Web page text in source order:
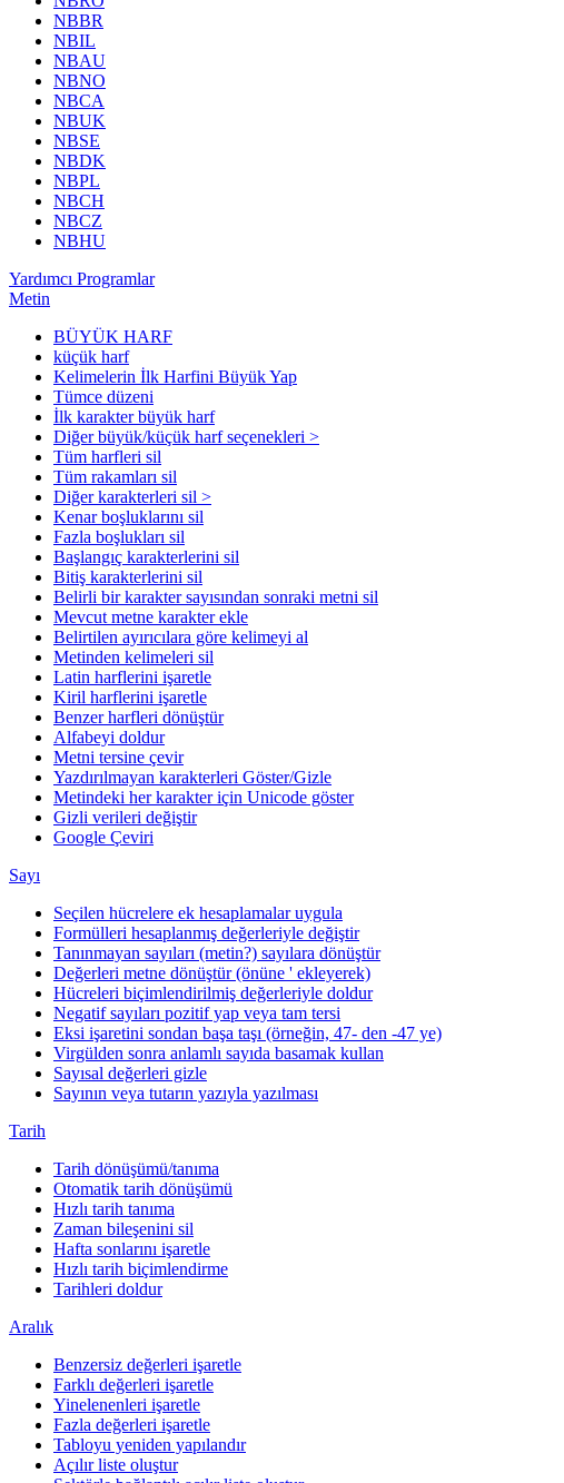
NBBR
NBIL
NBAU
NBNO
NBCA
NBUK
NBSE
NBDK
NBPL
NBCH
NBCZ
NBHU
Yardımcı Programlar
Metin
BÜYÜK HARF
küçük harf
Kelimelerin İlk Harfini Büyük Yap
Tümce düzeni
İlk karakter büyük harf
Diğer büyük/küçük harf seçenekleri >
Tüm harfleri sil
Tüm rakamları sil
Diğer karakterleri sil >
Kenar boşluklarını sil
Fazla boşlukları sil
Başlangıç karakterlerini sil
Bitiş karakterlerini sil
Belirli bir karakter sayısından sonraki metni sil
Mevcut metne karakter ekle
Belirtilen ayırıcılara göre kelimeyi al
Metinden kelimeleri sil
Latin harflerini işaretle
Kiril harflerini işaretle
Benzer harfleri dönüştür
Alfabeyi doldur
Metni tersine çevir
Yazdırılmayan karakterleri Göster/Gizle
Metindeki her karakter için Unicode göster
Gizli verileri değiştir
Google Çeviri
Sayı
Seçilen hücrelere ek hesaplamalar uygula
Formülleri hesaplanmış değerleriyle değiştir
Tanınmayan sayıları (metin?) sayılara dönüştür
Değerleri metne dönüştür (önüne ' ekleyerek)
Hücreleri biçimlendirilmiş değerleriyle doldur
Negatif sayıları pozitif yap veya tam tersi
Eksi işaretini sondan başa taşı (örneğin, 47- den -47 ye)
Virgülden sonra anlamlı sayıda basamak kullan
Sayısal değerleri gizle
Sayının veya tutarın yazıyla yazılması
Tarih
Tarih dönüşümü/tanıma
Otomatik tarih dönüşümü
Hızlı tarih tanıma
Zaman bileşenini sil
Hafta sonlarını işaretle
Hızlı tarih biçimlendirme
Tarihleri doldur
Aralık
Benzersiz değerleri işaretle
Farklı değerleri işaretle
Yinelenenleri işaretle
Fazla değerleri işaretle
Tabloyu yeniden yapılandır
Açılır liste oluştur